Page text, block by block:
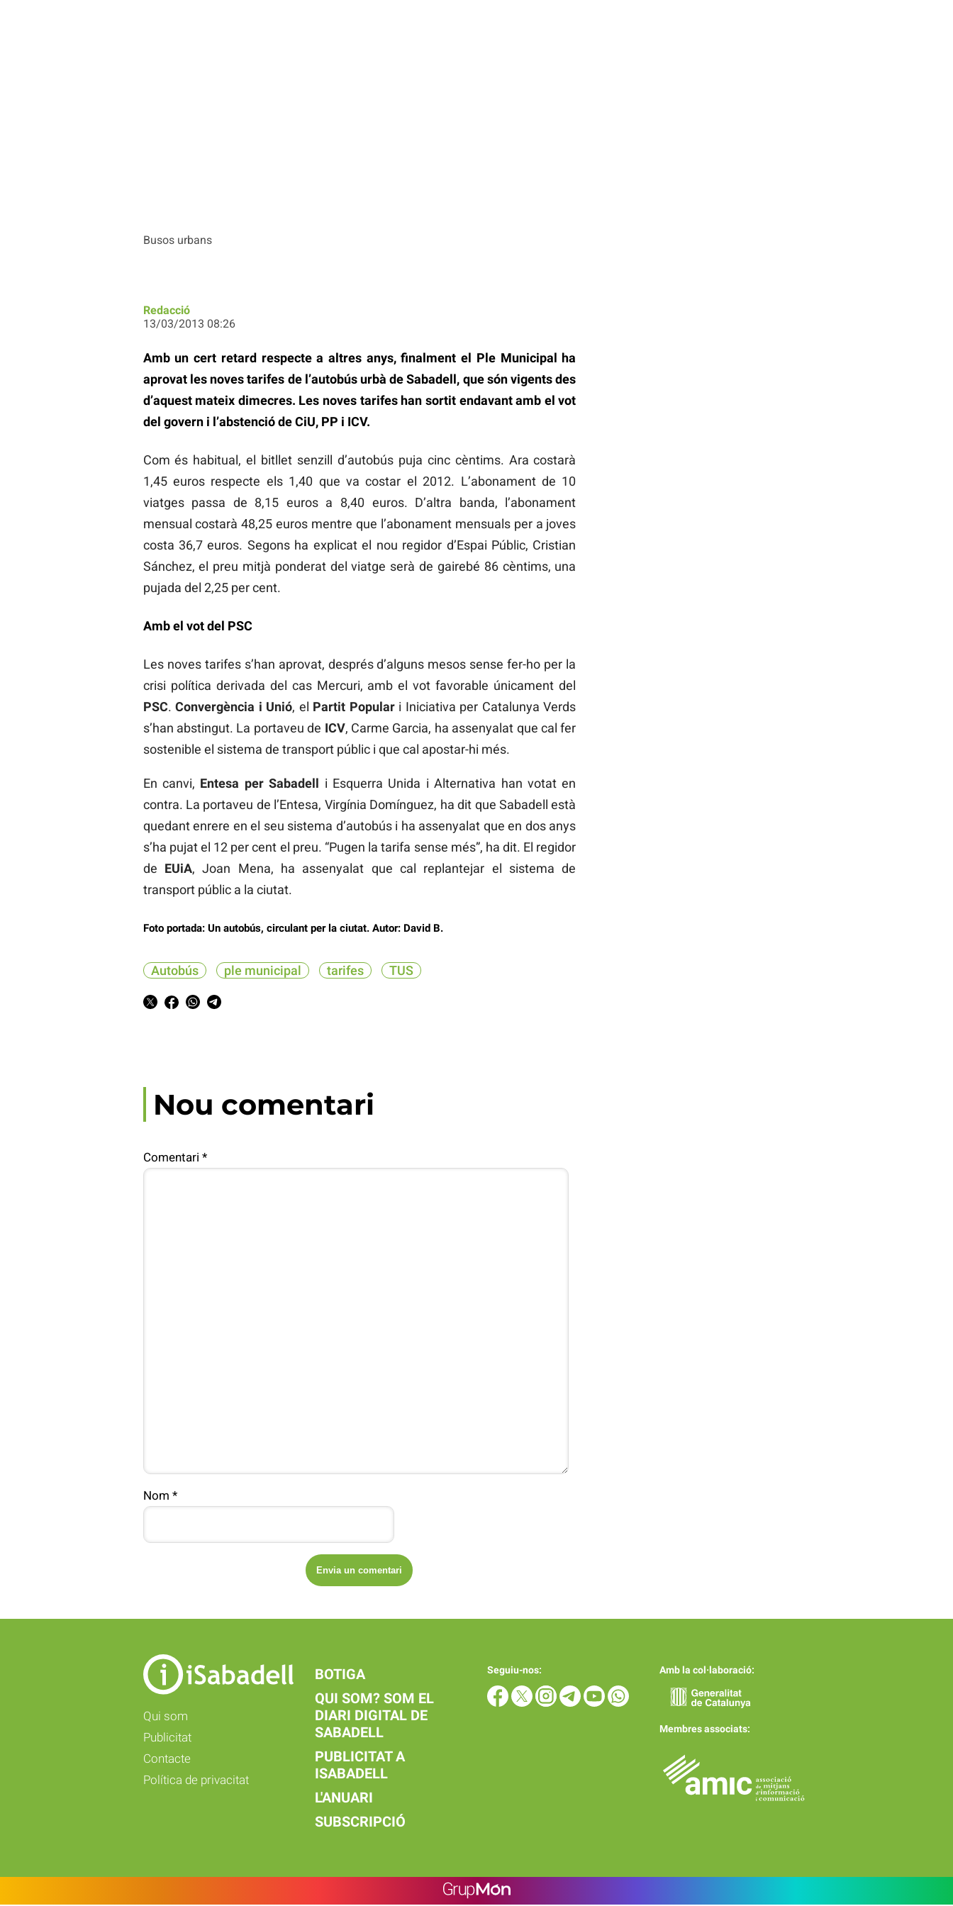
Busos urbans
Redacció
13/03/2013 08:26
Amb un cert retard respecte a altres anys, finalment el Ple Municipal ha
aprovat les noves tarifes de l’autobús urbà de Sabadell, que són vigents des
d’aquest mateix dimecres. Les noves tarifes han sortit endavant amb el vot
del govern i l’abstenció de CiU, PP i ICV.
Com és habitual, el bitllet senzill d’autobús puja cinc cèntims. Ara costarà
1,45 euros respecte els 1,40 que va costar el 2012. L’abonament de 10
viatges passa de 8,15 euros a 8,40 euros. D’altra banda, l’abonament
mensual costarà 48,25 euros mentre que l’abonament mensuals per a joves
costa 36,7 euros. Segons ha explicat el nou regidor d’Espai Públic, Cristian
Sánchez, el preu mitjà ponderat del viatge serà de gairebé 86 cèntims, una
pujada del 2,25 per cent.
Amb el vot del PSC
Les noves tarifes s’han aprovat, després d’alguns mesos sense fer-ho per la
crisi política derivada del cas Mercuri, amb el vot favorable únicament del
PSC.Convergència i Unió, el Partit Populari Iniciativa per Catalunya Verds
s’han abstingut. La portaveu de ICV, Carme Garcia, ha assenyalat que cal fer
sostenible el sistema de transport públic i que cal apostar-hi més.
En canvi, Entesa per Sabadell i Esquerra Unida i Alternativa han votat en
contra. La portaveu de l’Entesa, Virgínia Domínguez, ha dit que Sabadell està
quedant enrere en el seu sistema d’autobús i ha assenyalat que en dos anys
s’ha pujat el 12 per cent el preu. “Pugen la tarifa sense més”, ha dit. El regidor
de EUiA, Joan Mena, ha assenyalat que cal replantejar el sistema de
transport públic a la ciutat.
Foto portada: Un autobús, circulant per la ciutat. Autor: David B.
Autobús ple municipal tarifes TUS
Nou comentari
Comentari *
Nom *
Qui som
Publicitat
Contacte
Política de privacitat
BOTIGA
QUI SOM? SOM EL
DIARI DIGITAL DE
SABADELL
PUBLICITAT A
ISABADELL
L'ANUARI
SUBSCRIPCIÓ
Seguiu-nos: Amb la col·laboració:
Membres associats: